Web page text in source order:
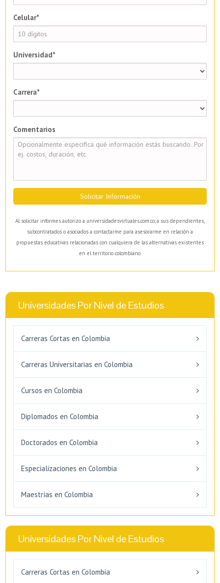
Celular*
Universidad*
Carrera*
Comentarios
Solicitar Información
Al solicitar informes autorizo a universidadesvirtuales.com.co, a sus dependientes,
subcontratados o asociados a contactarme para asesorarme en relación a
propuestas educativas relacionadas con cualquiera de las alternativas existentes
en el territorio colombiano.
Universidades Por Nivel de Estudios
Carreras Cortas en Colombia
Carreras Universitarias en Colombia
Cursos en Colombia
Diplomados en Colombia
Doctorados en Colombia
Especializaciones en Colombia
Maestrías en Colombia
Universidades Por Nivel de Estudios
Carreras Cortas en Colombia